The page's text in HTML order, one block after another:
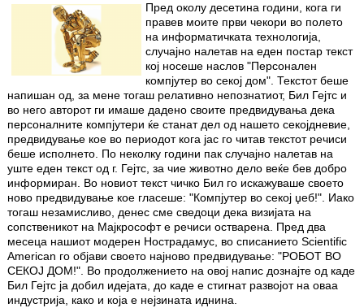
Пред околу десетина години, кога ги
правев моите први чекори во полето
на информатичката технологија,
случајно налетав на еден постар текст
кој носеше наслов "Персонален
компјутер во секој дом". Текстот беше
напишан од, за мене тогаш релативно непознатиот, Бил Гејтс и
во него авторот ги имаше дадено своите предвидувања дека
персоналните компјутери ќе станат дел од нашето секојдневие,
предвидување кое во периодот кога јас го читав текстот речиси
беше исполнето. По неколку години пак случајно налетав на
уште еден текст од г. Гејтс, за чие животно дело веќе бев добро
информиран. Во новиот текст чичко Бил го искажуваше своето
ново предвидување кое гласеше: "Компјутер во секој џеб!". Иако
тогаш незамисливо, денес сме сведоци дека визијата на
сопственикот на Мајкрософт е речиси остварена. Пред два
месеца нашиот модерен Нострадамус, во списанието Scientific
American го објави своето најново предвидување: "РОБОТ ВО
СЕКОЈ ДОМ!". Во продолжението на овој напис дознајте од каде
Бил Гејтс ја добил идејата, до каде е стигнат развојот на оваа
индустрија, како и која е нејзината иднина.